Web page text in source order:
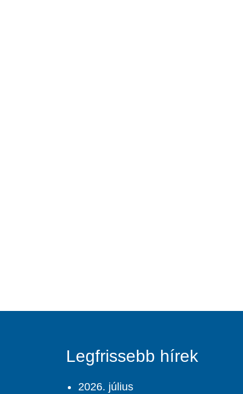
Legfrissebb hírek
2026. július